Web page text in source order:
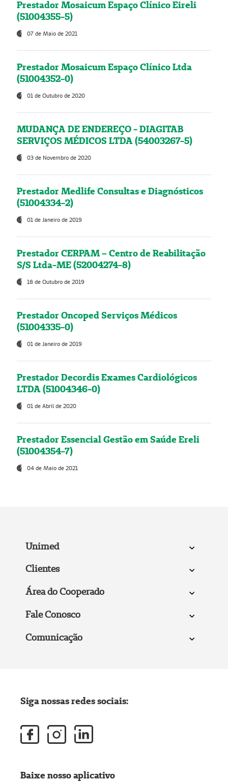
Prestador Mosaicum Espaço Clínico Eireli
(51004355-5)
07 de Maio de 2021
Prestador Mosaicum Espaço Clínico Ltda
(51004352-0)
01 de Outubro de 2020
MUDANÇA DE ENDEREÇO - DIAGITAB
SERVIÇOS MÉDICOS LTDA (54003267-5)
03 de Novembro de 2020
Prestador Medlife Consultas e Diagnósticos
(51004334-2)
01 de Janeiro de 2019
Prestador CERPAM – Centro de Reabilitação
S/S Ltda-ME (52004274-8)
18 de Outubro de 2019
Prestador Oncoped Serviços Médicos
(51004335-0)
01 de Janeiro de 2019
Prestador Decordis Exames Cardiológicos
LTDA (51004346-0)
01 de Abril de 2020
Prestador Essencial Gestão em Saúde Ereli
(51004354-7)
04 de Maio de 2021
Unimed
Clientes
Área do Cooperado
Fale Conosco
Comunicação
Siga nossas redes sociais:
Baixe nosso aplicativo